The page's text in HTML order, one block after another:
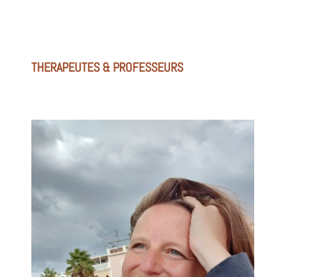
THERAPEUTES & PROFESSEURS